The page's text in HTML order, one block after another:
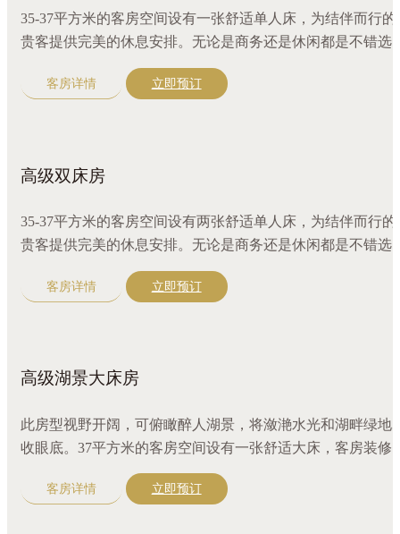
35-37平方米的客房空间设有一张舒适单人床，为结伴而行的
贵客提供完美的休息安排。无论是商务还是休闲都是不错选
择。客房装修精致，环境温馨舒适，配备风格鲜明的家具和
套设施，置身此房型中可观赏庭园绿意景致。
客房详情 立即预订
高级双床房
35-37平方米的客房空间设有两张舒适单人床，为结伴而行的
贵客提供完美的休息安排。无论是商务还是休闲都是不错选
择。客房装修精致，环境温馨舒适，配备风格鲜明的家具和
套设施，置身此房型中可观赏庭园绿意景致。
客房详情 立即预订
高级湖景大床房
此房型视野开阔，可俯瞰醉人湖景，将潋滟水光和湖畔绿地
收眼底。37平方米的客房空间设有一张舒适大床，客房装修
致，环境温馨舒适，配备风格鲜明的家具和配套设施，满足
精致而舒适的度假体验。
客房详情 立即预订